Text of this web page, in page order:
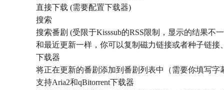
直接下载 (需要配置下载器)
搜索
搜索番剧 (受限于Kisssub的RSS限制，显示的结果不
和最近更新一样，你可以复制磁力链接或者种子链
下载器
将正在更新的番剧添加到番剧列表中（需要你填写字
支持Aria2和qBitorrent下载器